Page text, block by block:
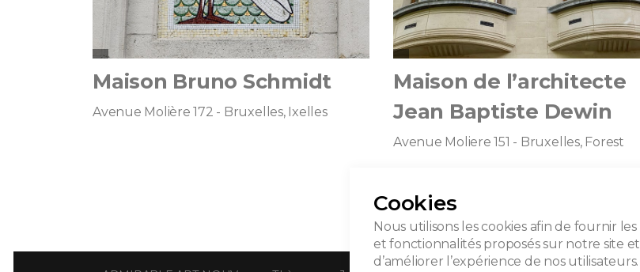
Maison Bruno Schmidt
Avenue Molière 172 - Bruxelles, Ixelles
Maison de l’architecte
Jean Baptiste Dewin
Avenue Moliere 151 - Bruxelles, Forest
Cookies
Nous utilisons les cookies afin de fournir les
et fonctionnalités proposés sur notre site
d’améliorer l’expérience de nos utilisateurs.